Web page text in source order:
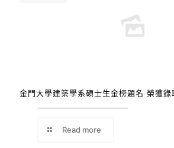
金門大學建築學系碩士生金榜題名 榮獲錄
Read more